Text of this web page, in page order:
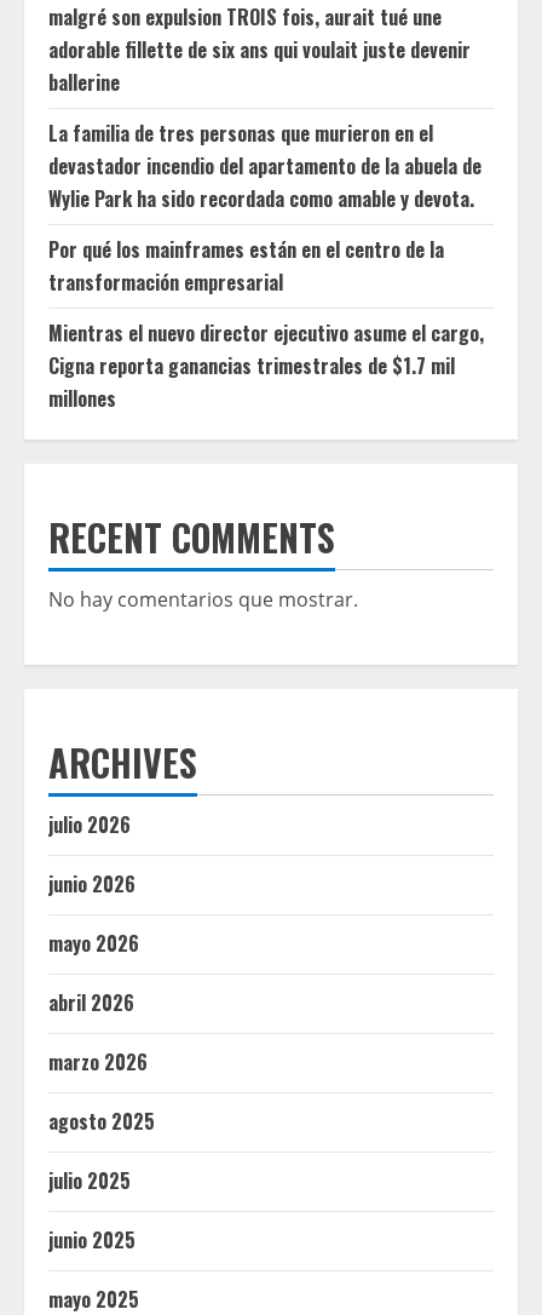
malgré son expulsion TROIS fois, aurait tué une
adorable fillette de six ans qui voulait juste devenir
ballerine
La familia de tres personas que murieron en el
devastador incendio del apartamento de la abuela de
Wylie Park ha sido recordada como amable y devota.
Por qué los mainframes están en el centro de la
transformación empresarial
Mientras el nuevo director ejecutivo asume el cargo,
Cigna reporta ganancias trimestrales de $1.7 mil
millones
RECENT COMMENTS
No hay comentarios que mostrar.
ARCHIVES
julio 2026
junio 2026
mayo 2026
abril 2026
marzo 2026
agosto 2025
julio 2025
junio 2025
mayo 2025